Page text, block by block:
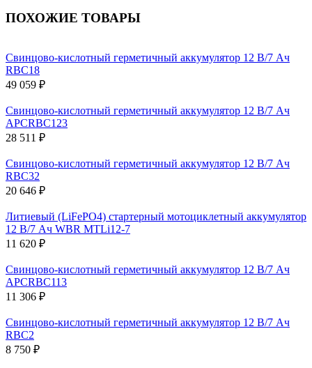
ПОХОЖИЕ ТОВАРЫ
Свинцово-кислотный герметичный аккумулятор 12 В/7 Ач
RBC18
49 059 ₽
Свинцово-кислотный герметичный аккумулятор 12 В/7 Ач
APCRBC123
28 511 ₽
Свинцово-кислотный герметичный аккумулятор 12 В/7 Ач
RBC32
20 646 ₽
Литиевый (LiFePO4) стартерный мотоциклетный аккумулятор
12 В/7 Ач WBR MTLi12-7
11 620 ₽
Свинцово-кислотный герметичный аккумулятор 12 В/7 Ач
APCRBC113
11 306 ₽
Свинцово-кислотный герметичный аккумулятор 12 В/7 Ач
RBC2
8 750 ₽